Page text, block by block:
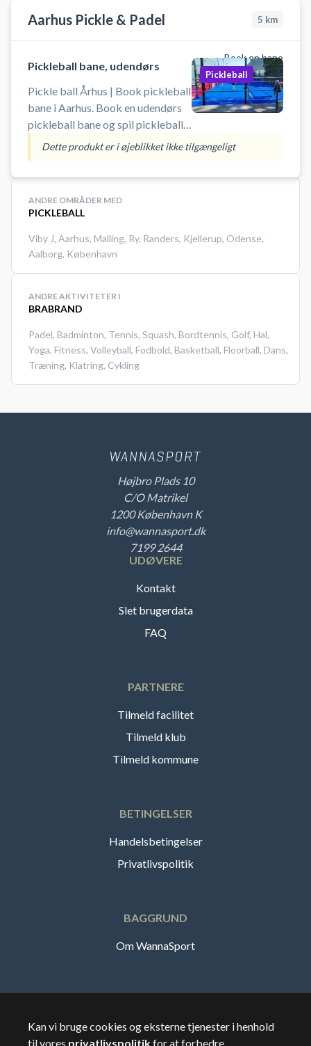
Aarhus Pickle & Padel 5 km
Book en bane
Pickleball bane, udendørs
Pickle ball Århus | Book pickleball
bane i Aarhus. Book en udendørs
pickleball bane og spil pickleball i
Aarhus.
Pickleball
Dette produkt er i øjeblikket ikke tilgængeligt
ANDRE OMRÅDER MED
PICKLEBALL
Viby J, Aarhus, Malling, Ry, Randers, Kjellerup, Odense,
Aalborg, København
ANDRE AKTIVITETER I
BRABRAND
Padel, Badminton, Tennis, Squash, Bordtennis, Golf, Hal,
Yoga, Fitness, Volleyball, Fodbold, Basketball, Floorball, Dans,
Træning, Klatring, Cykling
Højbro Plads 10
C/O Matrikel
1200 København K
info@wannasport.dk
7199 2644
UDØVERE
Kontakt
Slet brugerdata
FAQ
PARTNERE
Tilmeld facilitet
Tilmeld klub
Tilmeld kommune
BETINGELSER
Handelsbetingelser
Privatlivspolitik
BAGGRUND
Om WannaSport
Kan vi bruge cookies og eksterne tjenester i henhold
til vores privatlivspolitikfor at forbedre